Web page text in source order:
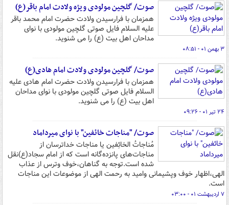
صوت/ گلچین مولودی ویژه ولادت امام باقر(ع)
همزمان با فرارسیدن ولادت حضرت امام محمد باقر
علیه السلام فایل صوتی گلچین مولودی با نوای
مداحان اهل بیت (ع) را می شنوید.
۳ بهمن ۰۱ - ۰۸:۵۱
صوت/ گلچین مولودی ولادت امام هادی(ع)
همزمان با فرارسیدن ولادت حضرت امام هادی علیه
السلام فایل صوتی گلچین مولودی با نوای مداحان
اهل بیت (ع) را می شنوید.
۲۴ تیر ۰۱ - ۰۹:۲۶
صوت/ "مناجات خائفین" با نوای میرداماد
مُناجاتُ الخائِفین یا مناجات خداترسان از
مناجات‌های پانزده‌گانه است که از امام سجاد(ع)نقل
شده است.توجه به گناهان،خوف وترس از عذاب
الهی،اظهار خوف وپشیمانی وامید به رحمت الهی از موضوعات این مناجات
است.
۷ اردیبهشت ۰۱ - ۰۳:۰۰